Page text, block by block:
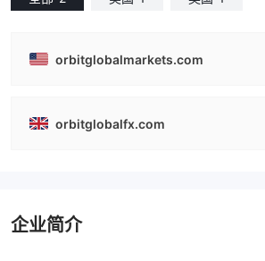
orbitglobalmarkets.com
orbitglobalfx.com
企业简介